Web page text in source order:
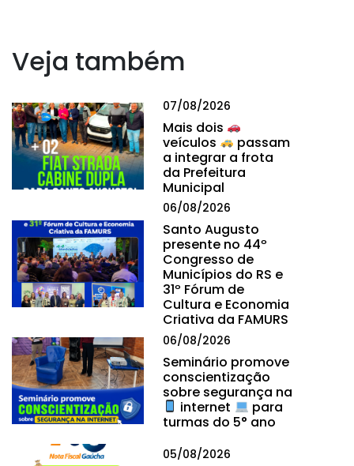
Veja também
07/08/2026
Mais dois
veículos
passam
a integrar a frota
da Prefeitura
Municipal
06/08/2026
Santo Augusto
presente no 44º
Congresso de
Municípios do RS e
31º Fórum de
Cultura e Economia
Criativa da FAMURS
06/08/2026
Seminário promove
conscientização
sobre segurança na
internet
para
turmas do 5° ano
05/08/2026